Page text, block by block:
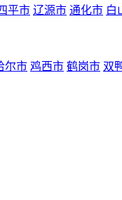
平市 辽源市 通化市 白
尔市 鸡西市 鹤岗市 双